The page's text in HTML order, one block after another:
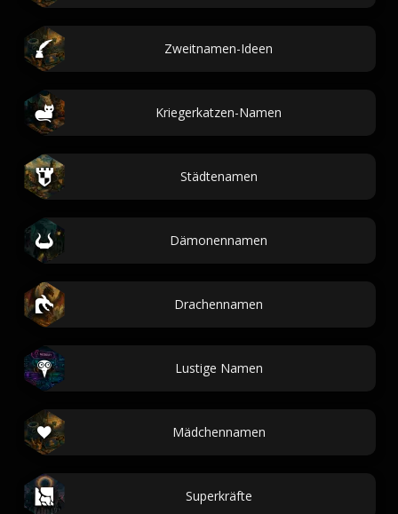
Zweitnamen-Ideen
Kriegerkatzen-Namen
Städtenamen
Dämonennamen
Drachennamen
Lustige Namen
Mädchennamen
Superkräfte